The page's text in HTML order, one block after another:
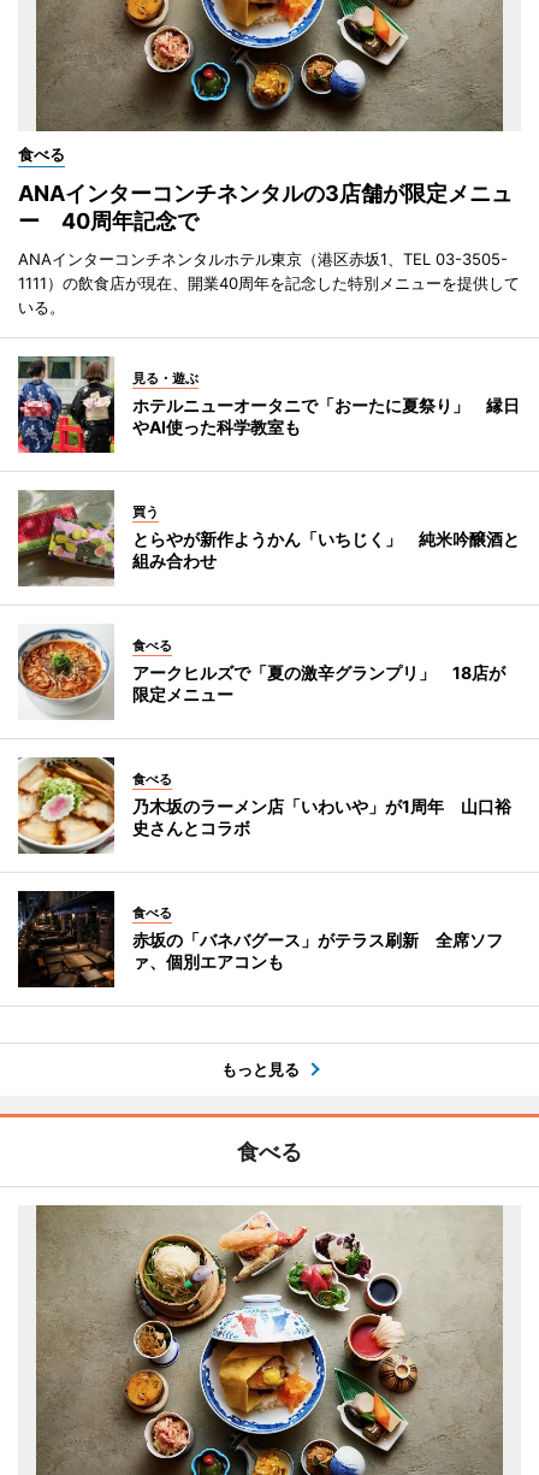
食べる
ANAインターコンチネンタルの3店舗が限定メニュ
ー 40周年記念で
ANAインターコンチネンタルホテル東京（港区赤坂1、TEL 03-3505-
1111）の飲食店が現在、開業40周年を記念した特別メニューを提供して
いる。
見る・遊ぶ
ホテルニューオータニで「おーたに夏祭り」 縁日
やAI使った科学教室も
買う
とらやが新作ようかん「いちじく」 純米吟醸酒と
組み合わせ
食べる
アークヒルズで「夏の激辛グランプリ」 18店が
限定メニュー
食べる
乃木坂のラーメン店「いわいや」が1周年 山口裕
史さんとコラボ
食べる
赤坂の「バネバグース」がテラス刷新 全席ソフ
ァ、個別エアコンも
もっと見る
食べる